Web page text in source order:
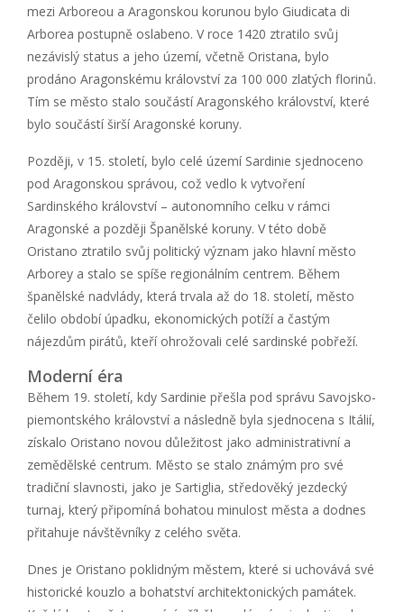
mezi Arboreou a Aragonskou korunou bylo Giudicata di
Arborea postupně oslabeno. V roce 1420 ztratilo svůj
nezávislý status a jeho území, včetně Oristana, bylo
prodáno Aragonskému království za 100 000 zlatých florinů.
Tím se město stalo součástí Aragonského království, které
bylo součástí širší Aragonské koruny.
Později, v 15. století, bylo celé území Sardinie sjednoceno
pod Aragonskou správou, což vedlo k vytvoření
Sardinského království – autonomního celku v rámci
Aragonské a později Španělské koruny. V této době
Oristano ztratilo svůj politický význam jako hlavní město
Arborey a stalo se spíše regionálním centrem. Během
španělské nadvlády, která trvala až do 18. století, město
čelilo období úpadku, ekonomických potíží a častým
nájezdům pirátů, kteří ohrožovali celé sardinské pobřeží.
Moderní éra
Během 19. století, kdy Sardinie přešla pod správu Savojsko-
piemontského království a následně byla sjednocena s Itálií,
získalo Oristano novou důležitost jako administrativní a
zemědělské centrum. Město se stalo známým pro své
tradiční slavnosti, jako je Sartiglia, středověký jezdecký
turnaj, který připomíná bohatou minulost města a dodnes
přitahuje návštěvníky z celého světa.
Dnes je Oristano poklidným městem, které si uchovává své
historické kouzlo a bohatství architektonických památek.